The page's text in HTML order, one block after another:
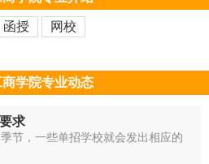
函授 网校
学院专业动态
求
节，一些单招学校就会发出相应的